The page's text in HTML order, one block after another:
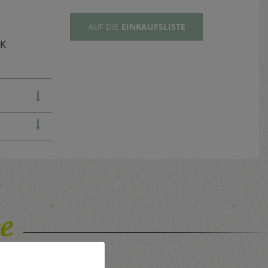
AUF DIE EINKAUFSLISTE